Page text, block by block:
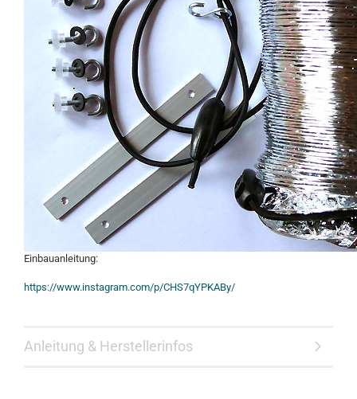
Einbauanleitung:
https://www.instagram.com/p/CHS7qYPKABy/
Anleitung & Herstellerinfos